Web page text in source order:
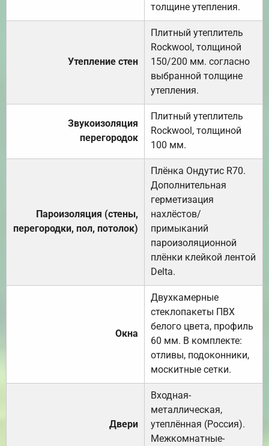
толщине утепления.
Утепление стен
Плитный утеплитель
Rockwool, толщиной
150/200 мм. согласно
выбранной толщине
утепления.
Звукоизоляция
перегородок
Плитный утеплитель
Rockwool, толщиной
100 мм.
Пароизоляция (стены,
перегородки, пол, потолок)
Плёнка Ондутис R70.
Дополнительная
герметизация
нахлёстов/
примыканий
пароизоляционной
плёнки клейкой лентой
Delta.
Окна
Двухкамерные
стеклопакеты ПВХ
белого цвета, профиль
60 мм. В комплекте:
отливы, подоконники,
москитные сетки.
Двери
Входная-
металлическая,
утеплённая (Россия).
Межкомнатные-